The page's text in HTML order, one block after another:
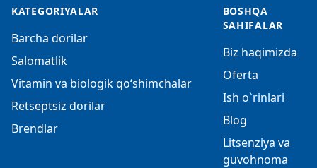
KATEGORIYALAR
Barcha dorilar
Salomatlik
Vitamin va biologik qo‘shimchalar
Retseptsiz dorilar
Brendlar
BOSHQA
SAHIFALAR
Biz haqimizda
Oferta
Ish o`rinlari
Blog
Litsenziya va
guvohnoma